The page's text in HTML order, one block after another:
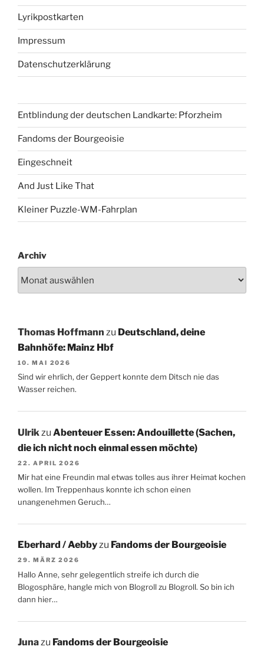
Lyrikpostkarten
Impressum
Datenschutzerklärung
Entblindung der deutschen Landkarte: Pforzheim
Fandoms der Bourgeoisie
Eingeschneit
And Just Like That
Kleiner Puzzle-WM-Fahrplan
Archiv
Thomas Hoffmann zu Deutschland, deine
Bahnhöfe: Mainz Hbf
10. MAI 2026
Sind wir ehrlich, der Geppert konnte dem Ditsch nie das
Wasser reichen.
Ulrik zu Abenteuer Essen: Andouillette (Sachen,
die ich nicht noch einmal essen möchte)
22. APRIL 2026
Mir hat eine Freundin mal etwas tolles aus ihrer Heimat kochen
wollen. Im Treppenhaus konnte ich schon einen
unangenehmen Geruch…
Eberhard / Aebbyzu Fandoms der Bourgeoisie
29. MÄRZ 2026
Hallo Anne, sehr gelegentlich streife ich durch die
Blogosphäre, hangle mich von Blogroll zu Blogroll. So bin ich
dann hier…
Junazu Fandoms der Bourgeoisie